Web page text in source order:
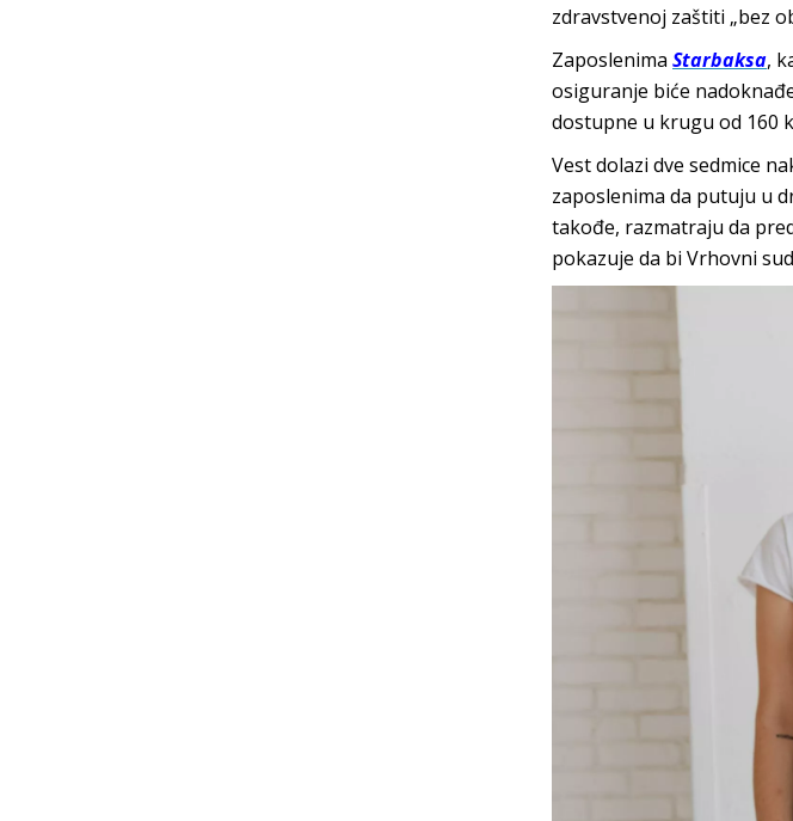
zdravstvenoj zaštiti „bez
Zaposlenima Starbaksa,
osiguranje biće
dostupne u krugu od 160
Vest dolazi dve sedmice
zaposlenima da putuju u
takođe, razmatraju da
pokazuje da bi Vrhovni